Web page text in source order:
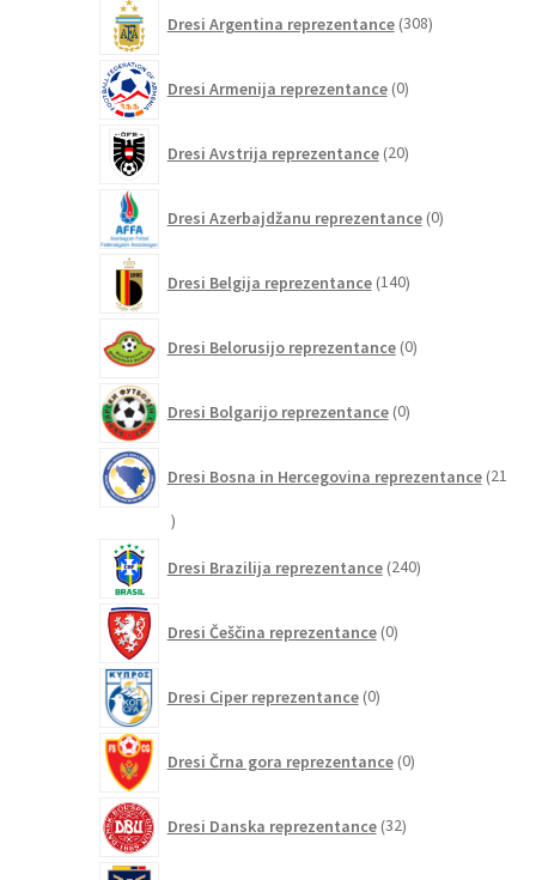
Dresi Argentina reprezentance 308izdelkov
Dresi Armenija reprezentance 0izdelkov
Dresi Avstrija reprezentance 20izdelkov
Dresi Azerbajdžanu reprezentance 0izdelkov
Dresi Belgija reprezentance 140izdelkov
Dresi Belorusijo reprezentance 0izdelkov
Dresi Bolgarijo reprezentance 0izdelkov
Dresi Bosna in Hercegovina reprezentance 21
21
Dresi Brazilija reprezentance 240izdelkov
Dresi Češčina reprezentance 0izdelkov
Dresi Ciper reprezentance 0izdelkov
Dresi Črna gora reprezentance 0izdelkov
Dresi Danska reprezentance 32izdelkov